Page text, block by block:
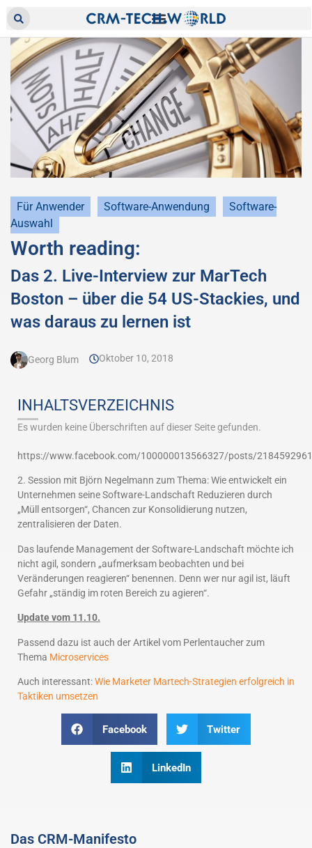
Für Anwender Software-Anwendung
Software-
Auswahl
Worth reading:
Das 2. Live-Interview zur MarTech
Boston – über die 54 US-Stackies, und
was daraus zu lernen ist
Georg Blum Oktober 10, 2018
INHALTSVERZEICHNIS
Es wurden keine Überschriften auf dieser Seite gefunden.
https://www.facebook.com/100000013566327/posts/
2. Session mit Björn Negelmann zum Thema: Wie entwickelt ein
Unternehmen seine Software-Landschaft Reduzieren durch
„Müll entsorgen“, Chancen zur Konsolidierung nutzen,
zentralisieren der Daten.
Das laufende Management der Software-Landschaft möchte ich
nicht agil, sondern „aufmerksam beobachten und bei
Veränderungen reagieren“ benennen. Denn wer nur agil ist, läuft
Gefahr „ständig im roten Bereich zu agieren“.
Update vom 11.10.
Passend dazu ist auch der Artikel vom Perlentaucher zum
Thema Microservices
Auch interessant:Wie Marketer Martech-Strategien erfolgreich in
Taktiken umsetzen
Facebook Twitter
LinkedIn
Das CRM-Manifesto